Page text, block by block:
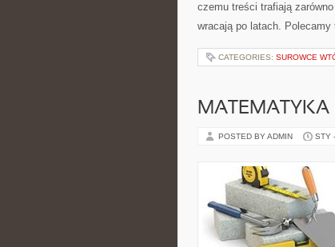
czemu treści trafiają
wracają po latach. Polecamy
CATEGORIES: SUROWCE
MATEMATYKA
POSTED BY ADMIN STY